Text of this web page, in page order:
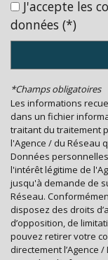
Nombre
Propriétaires
Habitants de
Habitants de 25
Habitants de
Nombre
Familles sans
Familles avec 1
Maisons
J'accepte les
données (*)
*Champs obligatoires
Les informations
dans un fichier
traitant du traitement
l'Agence / du Réseau
Données
l'intérêt légitime de
jusqu'à demande de
Réseau.
disposez des droits
d’opposition, de
pouvez retirer votre
directement l’Agence